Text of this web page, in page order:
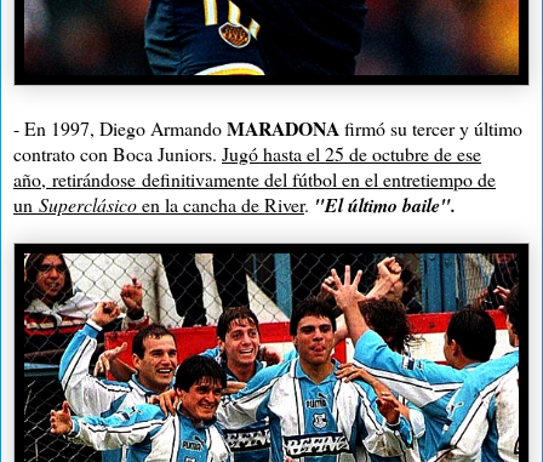
- En 1997, Diego ArmandoMARADONAfirmó su tercer y último
contrato con Boca Juniors. Jugó hasta el 25 de octubre de ese
año, retirándose definitivamente del fútbol en el entretiempo de
un Superclásicoen la cancha de River. "El último baile".